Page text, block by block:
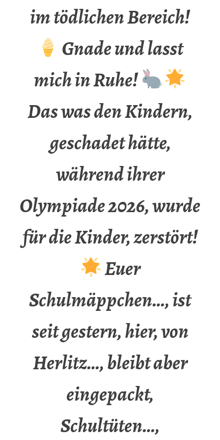
im tödlichen Bereich!
Gnade und lasst
mich in Ruhe!
Das was den Kindern,
geschadet hätte,
während ihrer
Olympiade 2026, wurde
für die Kinder, zerstört!
Euer
Schulmäppchen…, ist
seit gestern, hier, von
Herlitz…, bleibt aber
eingepackt,
Schultüten…,